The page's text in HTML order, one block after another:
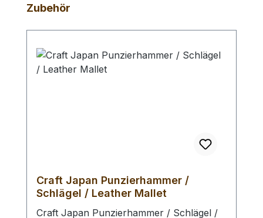
Produktgalerie überspringen
Zubehör
Craft Japan Punzierhammer /
Schlägel / Leather Mallet
Craft Japan Punzierhammer / Schlägel /